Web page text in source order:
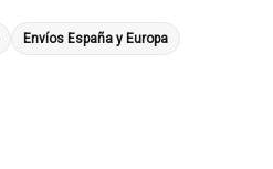
Envíos España y Europa